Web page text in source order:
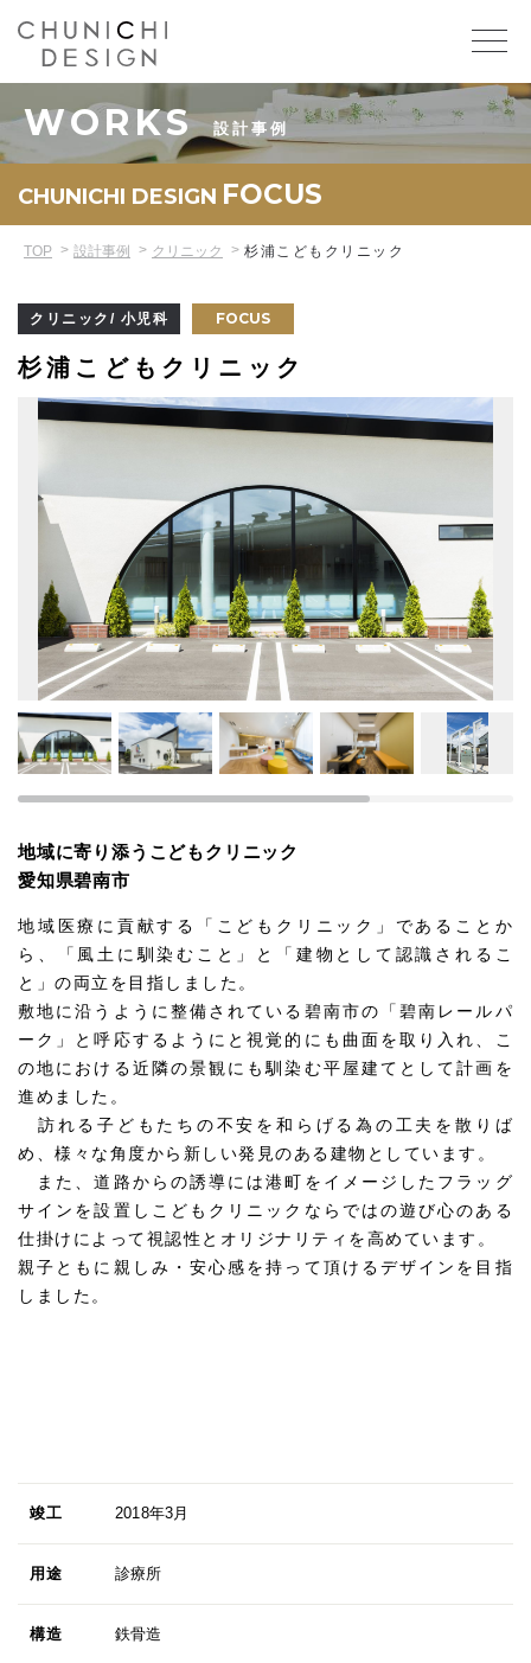
WORKS 設計事例
CHUNICHI DESIGN FOCUS
TOP 設計事例 クリニック 杉浦こどもクリニック
クリニック/ 小児科 FOCUS
杉浦こどもクリニック
地域に寄り添うこどもクリニック
愛知県碧南市
地域医療に貢献する「こどもクリニック」であることか
ら、「風土に馴染むこと」と「建物として認識されるこ
と」の両立を目指しました。
敷地に沿うように整備されている碧南市の「碧南レールパ
ーク」と呼応するようにと視覚的にも曲面を取り入れ、こ
の地における近隣の景観にも馴染む平屋建てとして計画を
進めました。
訪れる子どもたちの不安を和らげる為の工夫を散りば
め、様々な角度から新しい発見のある建物としています。
また、道路からの誘導には港町をイメージしたフラッグ
サインを設置しこどもクリニックならではの遊び心のある
仕掛けによって視認性とオリジナリティを高めています。
親子ともに親しみ・安心感を持って頂けるデザインを目指
しました。
竣工 2018年3月
用途 診療所
構造 鉄骨造